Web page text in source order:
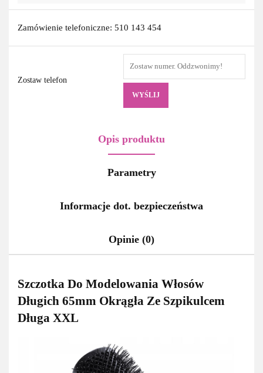
Zamówienie telefoniczne: 510 143 454
Zostaw telefon
WYŚLIJ
Opis produktu
Parametry
Informacje dot. bezpieczeństwa
Opinie (0)
Szczotka Do Modelowania Włosów
Długich 65mm Okrągła Ze Szpikulcem
Długa XXL